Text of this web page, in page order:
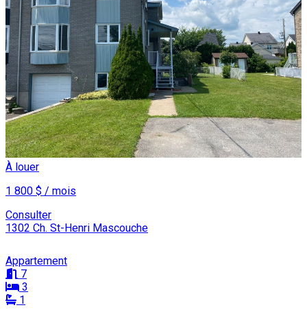
À louer
1 800 $ / mois
Consulter
1302 Ch. St-Henri Mascouche
Appartement
7
3
1